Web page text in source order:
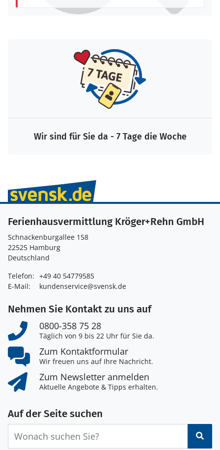
Wir sind für Sie da - 7 Tage die Woche
Ferienhausvermittlung Kröger+Rehn GmbH
Schnackenburgallee 158
22525 Hamburg
Deutschland
Telefon: +49 40 54779585
E-Mail:
kundenservice@svensk.de
Nehmen Sie Kontakt zu uns auf
0800-358 75 28
Täglich von 9 bis 22 Uhr für Sie da.
Zum Kontaktformular
Wir freuen uns auf Ihre Nachricht.
Zum Newsletter anmelden
Aktuelle Angebote & Tipps erhalten.
Auf der Seite suchen